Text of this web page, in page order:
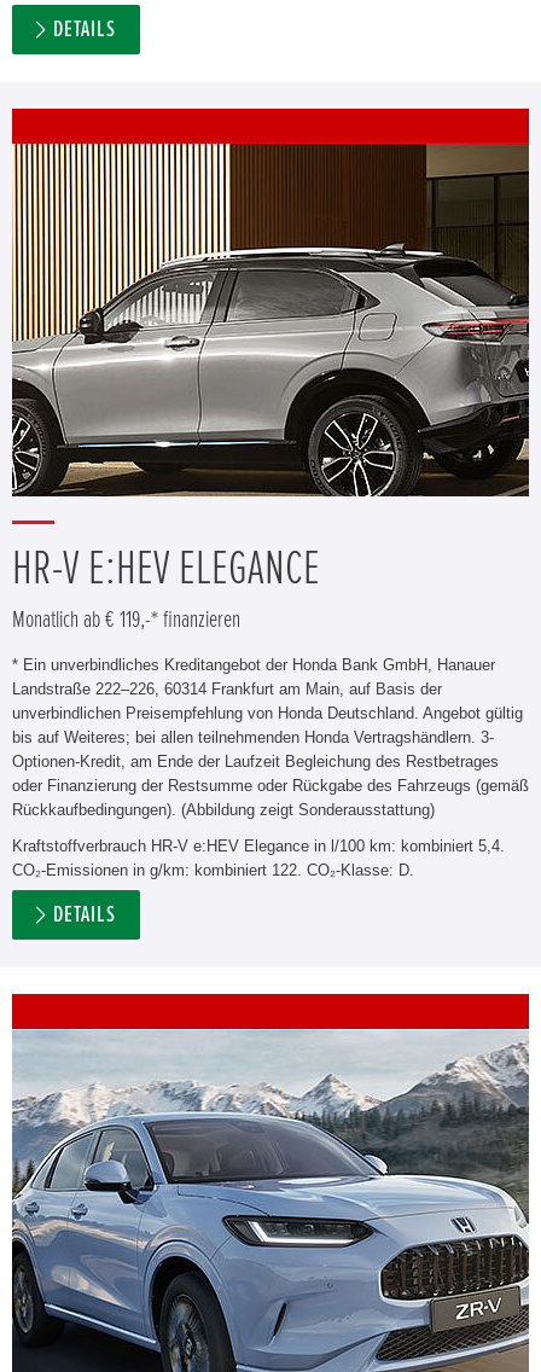
DETAILS
HR-V E:HEV ELEGANCE
Monatlich ab € 119,-* finanzieren
* Ein unverbindliches Kreditangebot der Honda Bank GmbH, Hanauer
Landstraße 222–226, 60314 Frankfurt am Main, auf Basis der
unverbindlichen Preisempfehlung von Honda Deutschland. Angebot gültig
bis auf Weiteres; bei allen teilnehmenden Honda Vertragshändlern. 3-
Optionen-Kredit, am Ende der Laufzeit Begleichung des Restbetrages
oder Finanzierung der Restsumme oder Rückgabe des Fahrzeugs (gemäß
Rückkaufbedingungen). (Abbildung zeigt Sonderausstattung)
Kraftstoffverbrauch HR-V e:HEV Elegance in l/100 km: kombiniert 5,4.
CO₂-Emissionen in g/km: kombiniert 122. CO₂-Klasse: D.
DETAILS